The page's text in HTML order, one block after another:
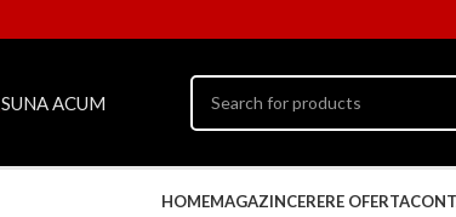
SUNA ACUM
HOMEMAGAZINCERERE OFERTA